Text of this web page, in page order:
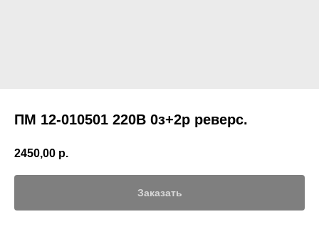
ПМ 12-010501 220В 0з+2р реверс.
2450,00 р.
Заказать